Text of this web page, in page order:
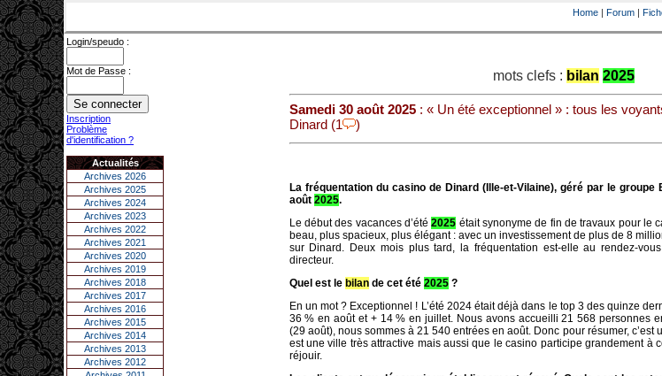
Home | Forum |
Login/speudo :
Mot de Passe :
Inscription
Problème
d'identification ?
Actualités
Archives 2026
Archives 2025
Archives 2024
Archives 2023
Archives 2022
Archives 2021
Archives 2020
Archives 2019
Archives 2018
Archives 2017
Archives 2016
Archives 2015
Archives 2014
Archives 2013
Archives 2012
mots clefs : bilan 2025
Samedi 30 août 2025: « Un été exceptionnel » : tous les
Dinard (1
)
La fréquentation du casino de Dinard (Ille-et-Vilaine), géré par le
août 2025.
Le début des vacances d’été2025 était synonyme de fin de travaux pour le
beau, plus spacieux, plus élégant : avec un investissement de plus de 8
sur Dinard. Deux mois plus tard, la fréquentation est-elle au rendez-
directeur.
Quel est le bilande cet été 2025?
En un mot ? Exceptionnel ! L’été 2024 était déjà dans le top 3 des quinze
36 % en août et + 14 % en juillet. Nous avons accueilli 21 568 personnes
(29 août), nous sommes à 21 540 entrées en août. Donc pour résumer, c’est
est une ville très attractive mais aussi que le casino participe grandement à
réjouir.